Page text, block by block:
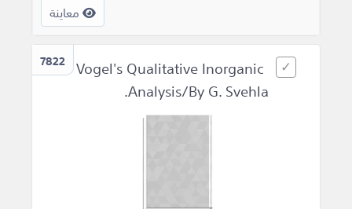
معاينة
7822 Vogel's Qualitative Inorganic
Analysis/By G. Svehla.